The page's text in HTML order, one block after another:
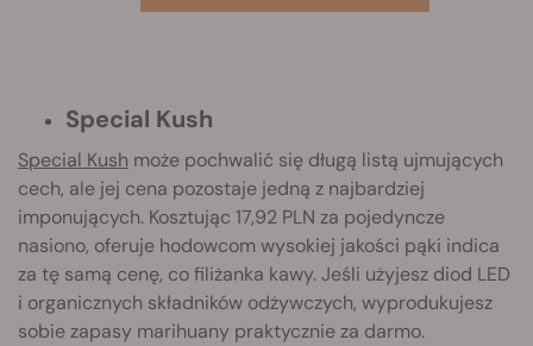
Special Kush
Special Kush może pochwalić się długą listą ujmujących
cech, ale jej cena pozostaje jedną z najbardziej
imponujących. Kosztując 17,92 PLN za pojedyncze
nasiono, oferuje hodowcom wysokiej jakości pąki indica
za tę samą cenę, co filiżanka kawy. Jeśli użyjesz diod LED
i organicznych składników odżywczych, wyprodukujesz
sobie zapasy marihuany praktycznie za darmo.